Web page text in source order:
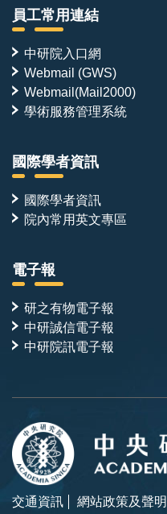
員工常用連結
中研院入口網
Webmail (GWS)
Webmail(Mail2000)
學術服務管理系統
國際學者資訊
國際學者資訊
院內常用英文專區
電子報
研之有物電子報
中研誠信電子報
中研院訊電子報
交通資訊 網站政策及聲明